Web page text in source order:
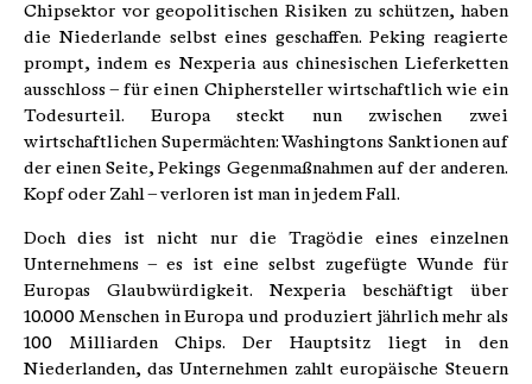
Chipsektor vor geopolitischen Risiken zu schützen, haben
die Niederlande selbst eines geschaffen. Peking reagierte
prompt, indem es Nexperia aus chinesischen Lieferketten
ausschloss – für einen Chiphersteller wirtschaftlich wie ein
Todesurteil. Europa steckt nun zwischen zwei
wirtschaftlichen Supermächten: Washingtons Sanktionen auf
der einen Seite, Pekings Gegenmaßnahmen auf der anderen.
Kopf oder Zahl – verloren ist man in jedem Fall.
Doch dies ist nicht nur die Tragödie eines einzelnen
Unternehmens – es ist eine selbst zugefügte Wunde für
Europas Glaubwürdigkeit. Nexperia beschäftigt über
10.000 Menschen in Europa und produziert jährlich mehr als
100 Milliarden Chips. Der Hauptsitz liegt in den
Niederlanden, das Unternehmen zahlt europäische Steuern